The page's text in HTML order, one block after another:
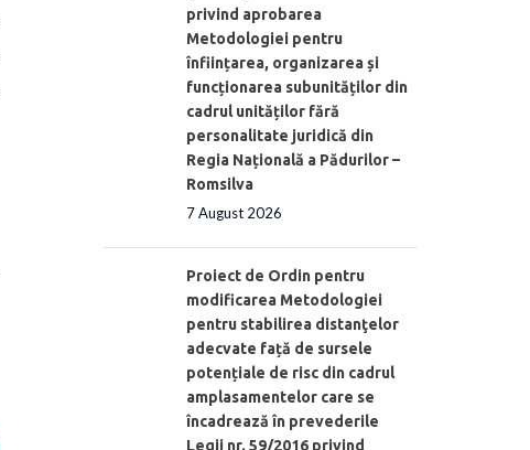
privind aprobarea
Metodologiei pentru
înființarea, organizarea și
funcționarea subunităților din
cadrul unităților fără
personalitate juridică din
Regia Națională a Pădurilor –
Romsilva
7 August 2026
Proiect de Ordin pentru
modificarea Metodologiei
pentru stabilirea distanţelor
adecvate față de sursele
potențiale de risc din cadrul
amplasamentelor care se
încadrează în prevederile
Legii nr. 59/2016 privind